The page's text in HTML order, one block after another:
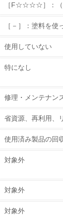
資源
［F☆☆☆☆］：（
［－］：塗料を
使用していない
特になし
修理・メンテナン
省資源、再利用、
使用済み製品の回
対象外
対象外
対象外